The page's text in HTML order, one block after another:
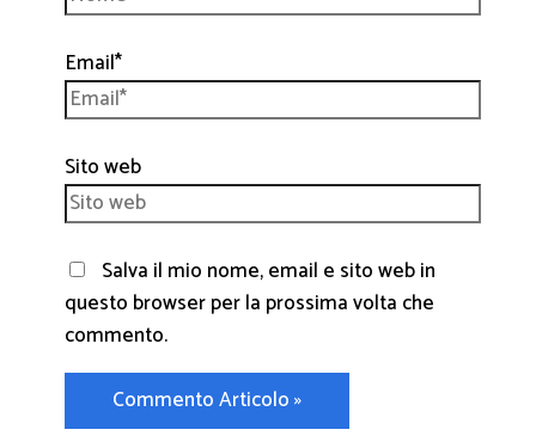
Email*
Sito web
Salva il mio nome, email e sito web in
questo browser per la prossima volta che
commento.